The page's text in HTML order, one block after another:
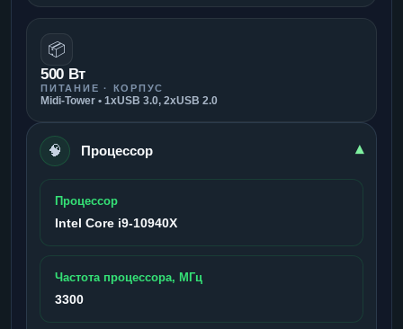
📦
500 Вт
ПИТАНИЕ · КОРПУС
Midi-Tower • 1xUSB 3.0, 2xUSB 2.0
🧠 Процессор ▾
Процессор
Intel Core i9-10940X
Частота процессора, МГц
3300